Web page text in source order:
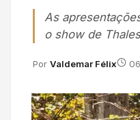
As
o show de
Por Valdemar Félix